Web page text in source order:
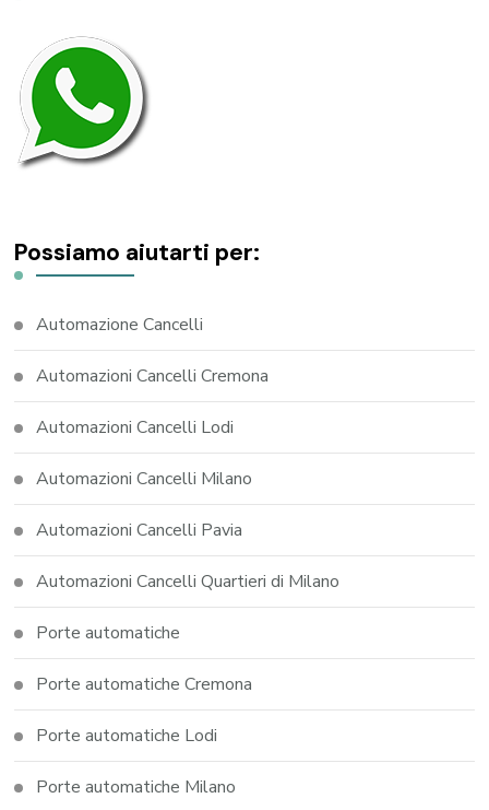
Possiamo aiutarti per:
Automazione Cancelli
Automazioni Cancelli Cremona
Automazioni Cancelli Lodi
Automazioni Cancelli Milano
Automazioni Cancelli Pavia
Automazioni Cancelli Quartieri di Milano
Porte automatiche
Porte automatiche Cremona
Porte automatiche Lodi
Porte automatiche Milano